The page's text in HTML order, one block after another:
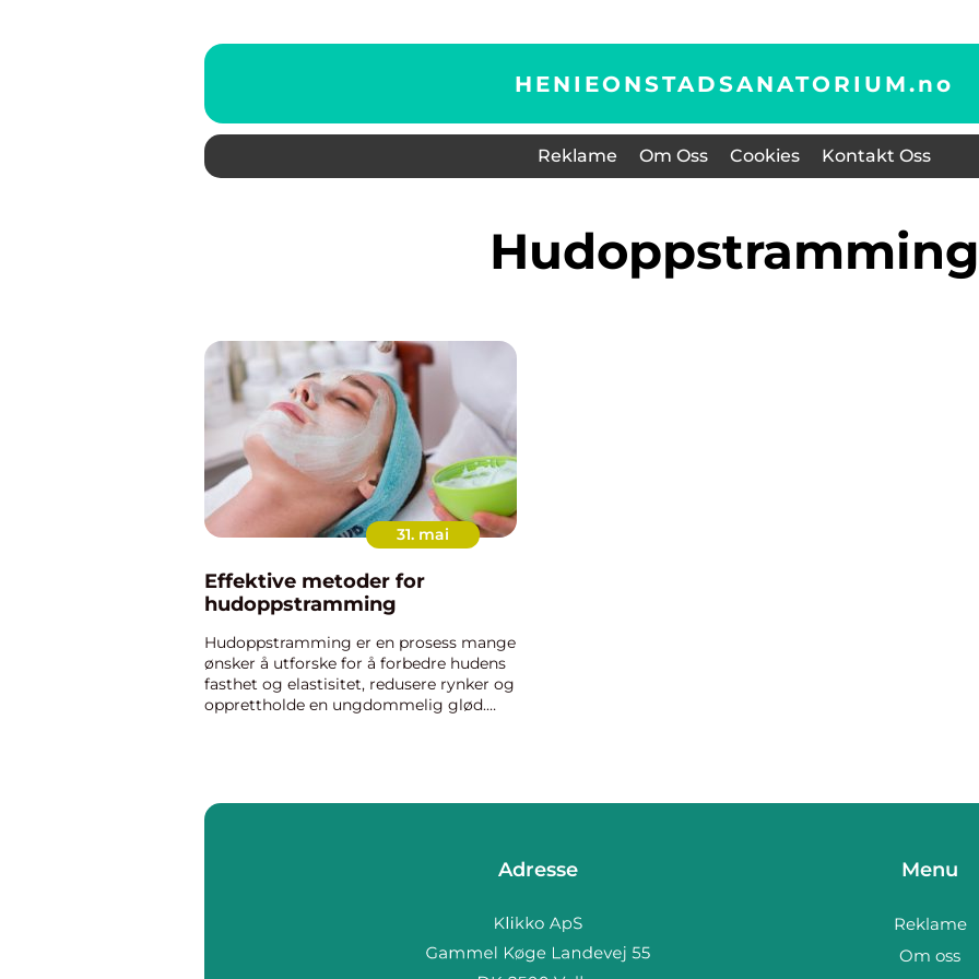
HENIEONSTADSANATORIUM.no
Reklame Om Oss Cookies Kontakt Oss
hudoppstramming
31. mai
Effektive metoder for
hudoppstramming
Hudoppstramming er en prosess mange
ønsker å utforske for å forbedre hudens
fasthet og elastisitet, redusere rynker og
opprettholde en ungdommelig glød.
Adresse Menu
Reklame
Om oss